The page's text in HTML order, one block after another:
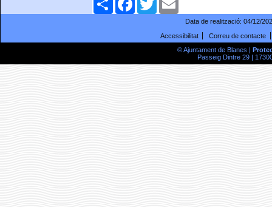
Data de realització: 04/12/
Accessibilitat
Correu de contacte
© Ajuntament de Blanes |
Passeig Dintre 29 |